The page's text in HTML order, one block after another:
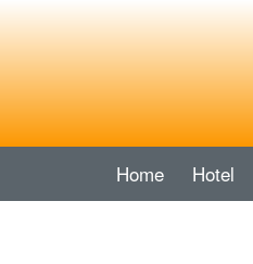
Home Hotel